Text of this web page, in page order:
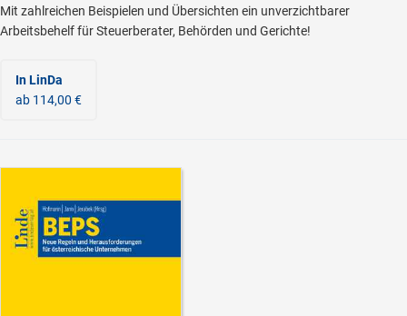
Mit zahlreichen Beispielen und Übersichten ein unverzichtbarer
Arbeitsbehelf für Steuerberater, Behörden und Gerichte!
In LinDa
ab 114,00 €